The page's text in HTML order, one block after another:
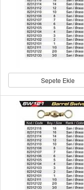
Sepete Ekle